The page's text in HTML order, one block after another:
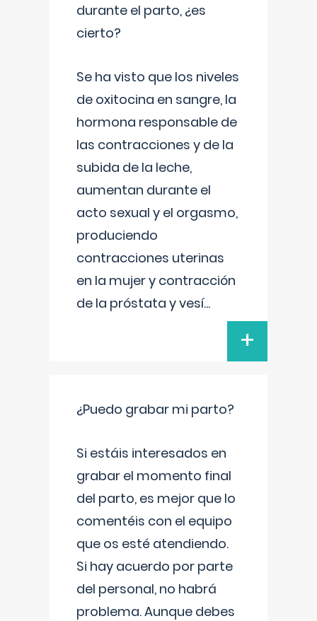
durante el parto, ¿es
cierto?
Se ha visto que los niveles
de oxitocina en sangre, la
hormona responsable de
las contracciones y de la
subida de la leche,
aumentan durante el
acto sexual y el orgasmo,
produciendo
contracciones uterinas
en la mujer y contracción
de la próstata y vesí...
+
¿Puedo grabar mi parto?
Si estáis interesados en
grabar el momento final
del parto, es mejor que lo
comentéis con el equipo
que os esté atendiendo.
Si hay acuerdo por parte
del personal, no habrá
problema. Aunque debes